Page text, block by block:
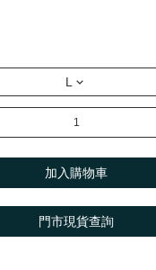
L
加入購物車
門市現貨查詢